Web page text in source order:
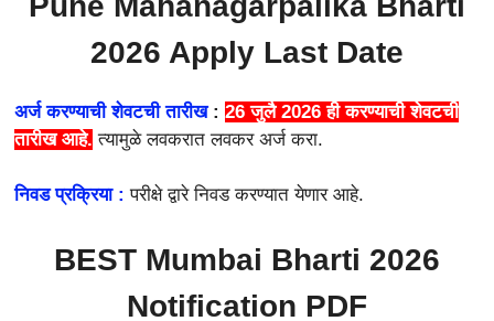
2026 Apply Last Date
अर्ज करण्याची शेवटची तारीख : 26 जुलै 2026ही करण्याची शेवटची
तारीख आहे. त्यामुळे लवकरात लवकर अर्ज करा.
निवड प्रक्रिया : परीक्षे द्वारे निवड करण्यात येणार आहे.
BEST Mumbai Bharti 2026
Notification PDF